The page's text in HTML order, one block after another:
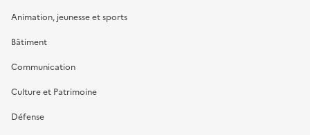
Animation, jeunesse et sports
Bâtiment
Communication
Culture et Patrimoine
Défense